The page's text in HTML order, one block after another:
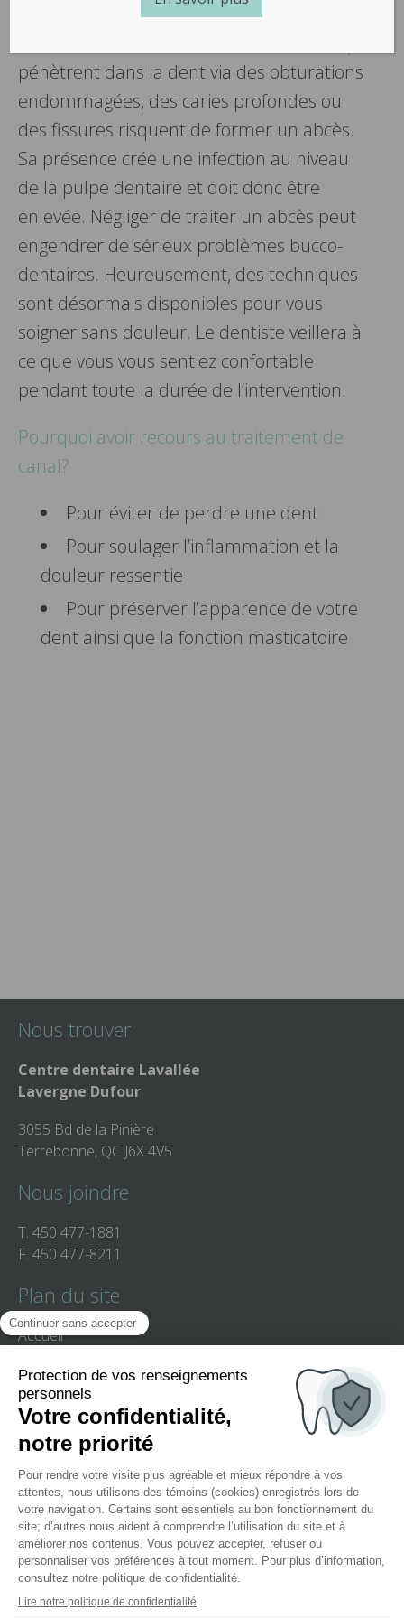
les vaisseaux sanguins et les nerfs, servant
pénètrent dans la dent via des obturations
endommagées, des caries profondes ou
des fissures risquent de former un abcès.
Sa présence crée une infection au niveau
de la pulpe dentaire et doit donc être
enlevée. Négliger de traiter un abcès peut
engendrer de sérieux problèmes bucco-
dentaires. Heureusement, des techniques
sont désormais disponibles pour vous
soigner sans douleur. Le dentiste veillera à
ce que vous vous sentiez confortable
pendant toute la durée de l’intervention.
Pourquoi avoir recours au traitement de
canal?
Pour éviter de perdre une dent
Pour soulager l’inflammation et la
douleur ressentie
Pour préserver l’apparence de votre
dent ainsi que la fonction masticatoire
Nous trouver
Centre dentaire Lavallée
Lavergne Dufour
3055 Bd de la Pinière
Terrebonne, QC J6X 4V5
Nous joindre
T. 450 477-1881
F. 450 477-8211
Plan du site
Accueil
Clinique
Services
Patients
Enfants
Nous joindre